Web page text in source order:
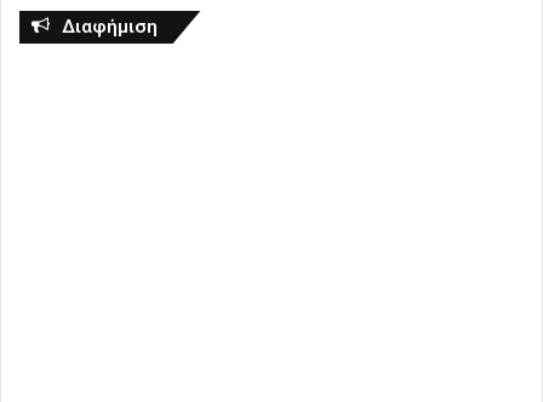
Διαφήμιση